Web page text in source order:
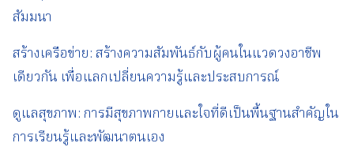
สัมมนา
สร้างเครือข่าย: สร้างความสัมพันธ์กับผู้คนในแวดวงอาชีพ
เดียวกัน เพื่อแลกเปลี่ยนความรู้และประสบการณ์
ดูแลสุขภาพ: การมีสุขภาพกายและใจที่ดีเป็นพื้นฐานสำคัญใน
การเรียนรู้และพัฒนาตนเอง